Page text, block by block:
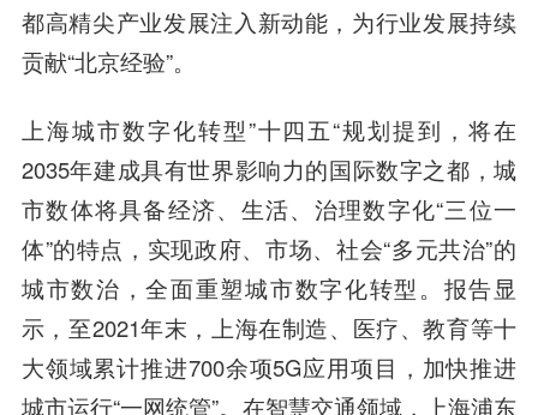
都高精尖产业发展注入新动能，为行业发展持续
贡献“北京经验”。
上海城市数字化转型”十四五“规划提到，将在
2035年建成具有世界影响力的国际数字之都，城
市数体将具备经济、生活、治理数字化“三位一
体”的特点，实现政府、市场、社会“多元共治”的
城市数治，全面重塑城市数字化转型。报告显
示，至2021年末，上海在制造、医疗、教育等十
大领域累计推进700余项5G应用项目，加快推进
城市运行“一网统管”。在智慧交通领域，上海浦东